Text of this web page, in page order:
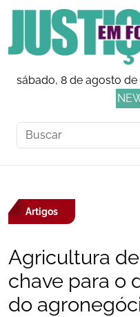
sábado, 8 de agosto de
Artigos
Agricultura
chave para o
do